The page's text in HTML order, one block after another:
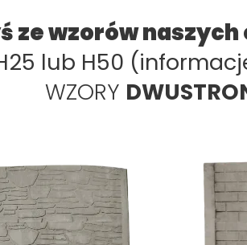
ze wzorów
lub H50
WZORY